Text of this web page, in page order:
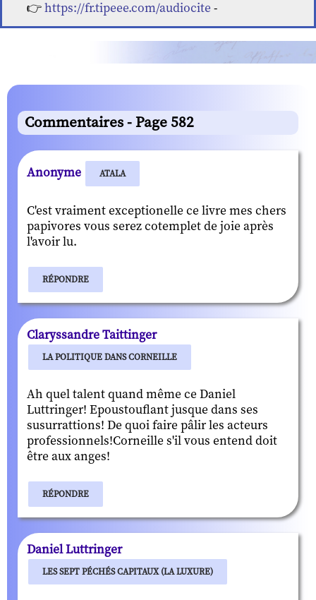
👉https://fr.tipeee.com/audiocite -
Commentaires - Page 582
Anonyme ATALA
C'est vraiment exceptionelle ce livre mes chers
papivores vous serez cotemplet de joie après
l'avoir lu.
RÉPONDRE
Claryssandre Taittinger
LA POLITIQUE DANS CORNEILLE
Ah quel talent quand même ce Daniel
Luttringer! Epoustouflant jusque dans ses
susurrattions! De quoi faire pâlir les acteurs
professionnels!Corneille s'il vous entend doit
être aux anges!
RÉPONDRE
Daniel Luttringer
LES SEPT PÉCHÉS CAPITAUX (LA LUXURE)